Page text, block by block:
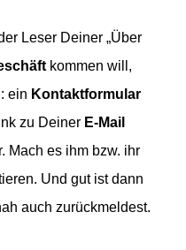
Leser Deiner „Über
kommen will,
ein Kontaktformular
zu Deiner E-Mail
Mach es ihm bzw. ihr
Und gut ist dann
auch zurückmeldest.